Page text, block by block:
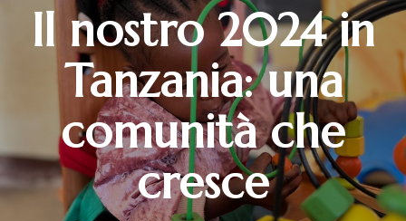
Il nostro 2024 in
Tanzania: una
comunità che
cresce